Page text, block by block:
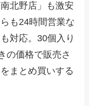
北野店」も激安
も24時間営業な
対応。30個入り
の価格で販売さ
まとめ買いする